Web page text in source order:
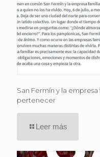
San Fermín y la
pertenecer
Leer más